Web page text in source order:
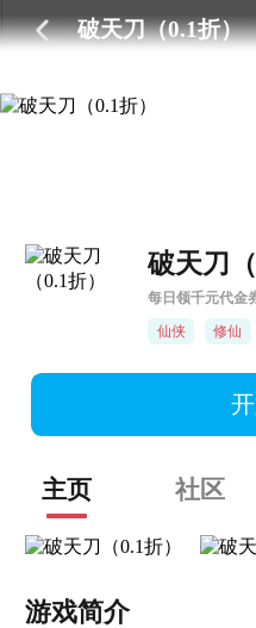
破天刀（0.1折）
破天刀（
每日领千元代金
仙侠
修仙
主页 社区
游戏简介